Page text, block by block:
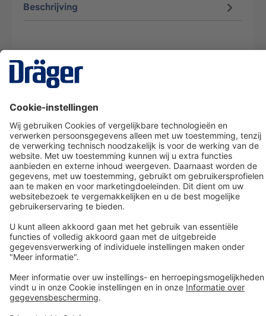
Beschrijving
Dräger klantenservice
Over Dräger
Bestellen in onze webshop
Community